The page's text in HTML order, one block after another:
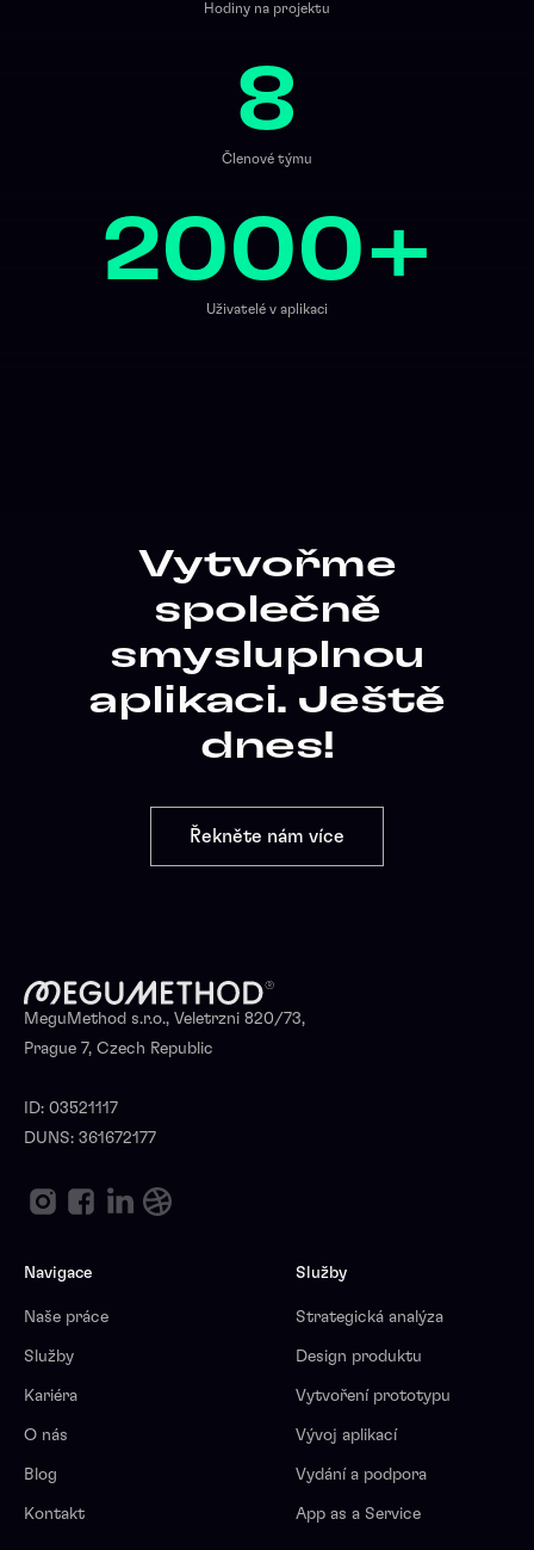
Hodiny na projektu
8
Členové týmu
2000+
Uživatelé v aplikaci
Vytvořme
společně
smysluplnou
aplikaci. Ještě
dnes!
Řekněte nám více
MeguMethod s.r.o., Veletrzni 820/73,
Prague 7, Czech Republic
ID: 03521117
DUNS: 361672177
Navigace
Naše práce
Služby
Kariéra
O nás
Blog
Kontakt
Služby
Strategická analýza
Design produktu
Vytvoření prototypu
Vývoj aplikací
Vydání a podpora
App as a Service